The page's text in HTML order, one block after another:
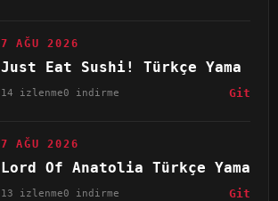
7 AĞU 2026
Just Eat Sushi! Türkçe Yama
14 izlenme0 indirme Git
7 AĞU 2026
Lord Of Anatolia Türkçe Yama
13 izlenme0 indirme Git